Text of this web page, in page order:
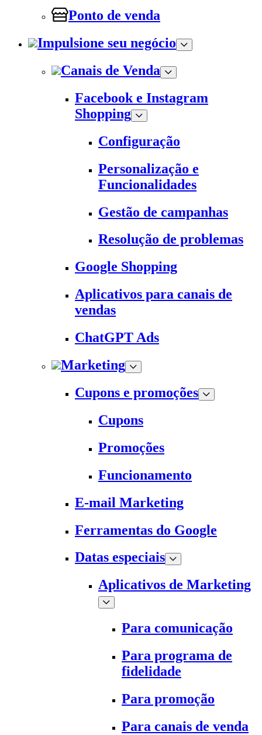
Ponto de venda
Impulsione seu negócio
Canais de Venda
Facebook e Instagram
Shopping
Configuração
Personalização e
Funcionalidades
Gestão de campanhas
Resolução de problemas
Google Shopping
Aplicativos para canais de
vendas
ChatGPT Ads
Marketing
Cupons e promoções
Cupons
Promoções
Funcionamento
E-mail Marketing
Ferramentas do Google
Datas especiais
Aplicativos de Marketing
Para comunicação
Para programa de
fidelidade
Para promoção
Para canais de venda